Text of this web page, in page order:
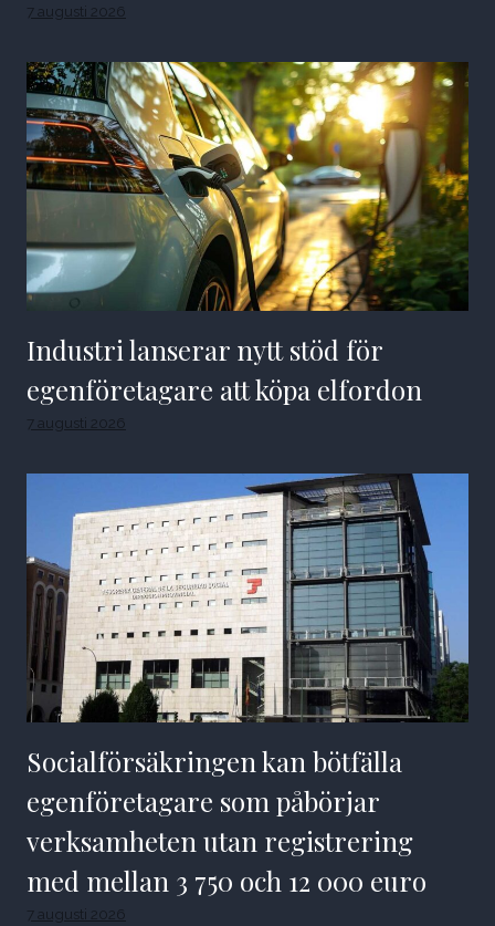
7 augusti 2026
Industri lanserar nytt stöd för
egenföretagare att köpa elfordon
7 augusti 2026
Socialförsäkringen kan bötfälla
egenföretagare som påbörjar
verksamheten utan registrering
med mellan 3 750 och 12 000 euro
7 augusti 2026